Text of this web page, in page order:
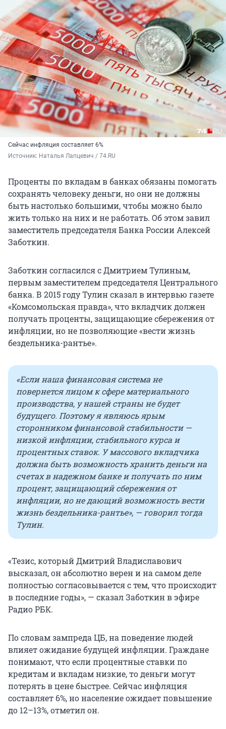
Сейчас инфляция составляет 6%
Источник: Наталья Лапцевич / 74.RU
Проценты по вкладам в банках обязаны помогать
сохранять человеку деньги, но они не должны
быть настолько большими, чтобы можно было
жить только на них и не работать. Об этом завил
заместитель председателя Банка России Алексей
Заботкин.
Заботкин согласился с Дмитрием Тулиным,
первым заместителем председателя Центрального
банка. В 2015 году Тулин сказал в интервью газете
«Комсомольская правда», что вкладчик должен
получать проценты, защищающие сбережения от
инфляции, но не позволяющие «вести жизнь
бездельника-рантье».
«Если наша финансовая система не
повернется лицом к сфере материального
производства, у нашей страны не будет
будущего. Поэтому я являюсь ярым
сторонником финансовой стабильности —
низкой инфляции, стабильного курса и
процентных ставок. У массового вкладчика
должна быть возможность хранить деньги на
счетах в надежном банке и получать по ним
процент, защищающий сбережения от
инфляции, но не дающий возможность вести
жизнь бездельника-рантье», — говорил тогда
Тулин.
«Тезис, который Дмитрий Владиславович
высказал, он абсолютно верен и на самом деле
полностью согласовывается с тем, что происходит
в последние годы», — сказал Заботкин в эфире
Радио РБК.
По словам зампреда ЦБ, на поведение людей
влияет ожидание будущей инфляции. Граждане
понимают, что если процентные ставки по
кредитам и вкладам низкие, то деньги могут
потерять в цене быстрее. Сейчас инфляция
составляет 6%, но население ожидает повышение
до 12–13%, отметил он.